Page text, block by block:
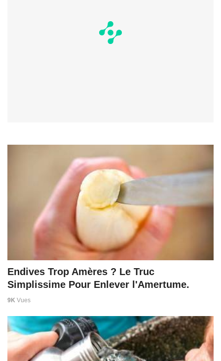
Endives Trop Amères ? Le Truc
Simplissime Pour Enlever l'Amertume.
9K Vues